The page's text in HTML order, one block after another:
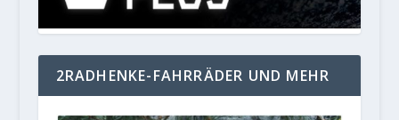
2RADHENKE-FAHRRÄDER UND MEHR